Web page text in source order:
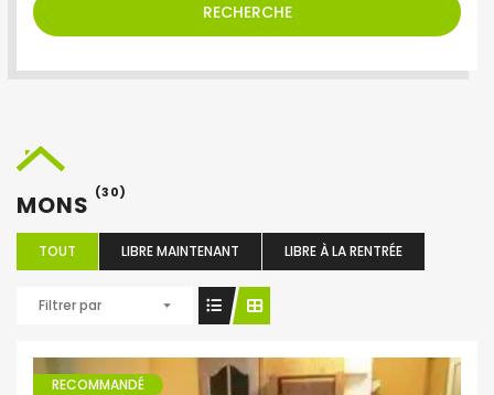
RECHERCHE
MONS (30)
TOUT LIBRE MAINTENANT LIBRE À LA RENTRÉE
Filtrer par
RECOMMANDÉ